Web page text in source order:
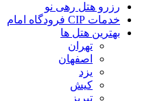
رزرو هتل رهی نو
خدمات CIP فرودگاه امام
بهترین هتل ها
تهران
اصفهان
یزد
کیش
تبریز